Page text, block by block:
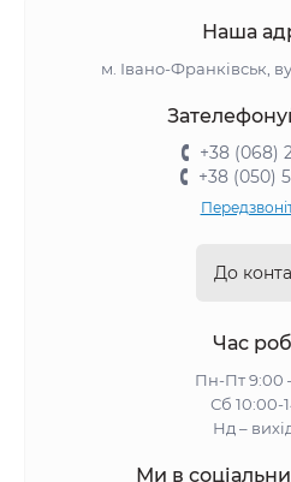
Наша
м. Івано-Франківськ,
+38 (068)
+38 (050)
До
Час
Пн-Пт 9:00
Сб 10:00-
Нд –
Ми в